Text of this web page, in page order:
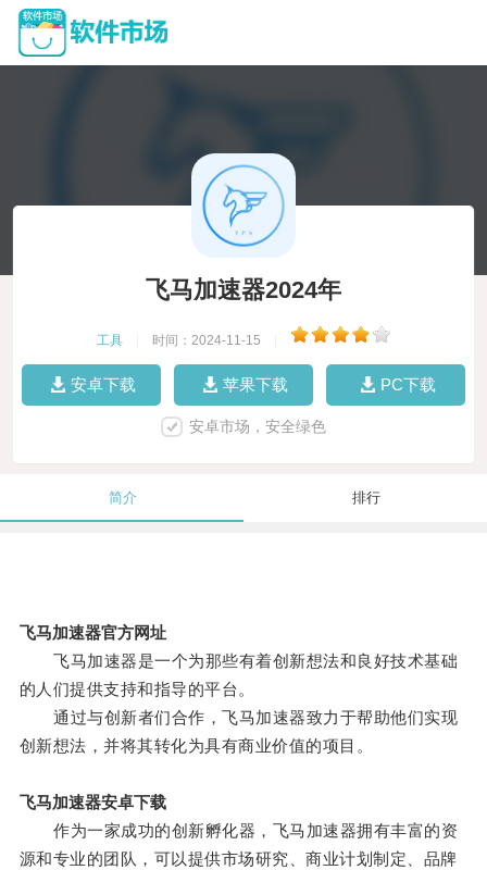
飞马加速器2024年
工具 时间：2024-11-15
安卓下载 苹果下载 PC下载
安卓市场，安全绿色
简介 排行
飞马加速器官方网址
飞马加速器是一个为那些有着创新想法和良好技术基础
的人们提供支持和指导的平台。
通过与创新者们合作，飞马加速器致力于帮助他们实现
创新想法，并将其转化为具有商业价值的项目。
飞马加速器安卓下载
作为一家成功的创新孵化器，飞马加速器拥有丰富的资
源和专业的团队，可以提供市场研究、商业计划制定、品牌